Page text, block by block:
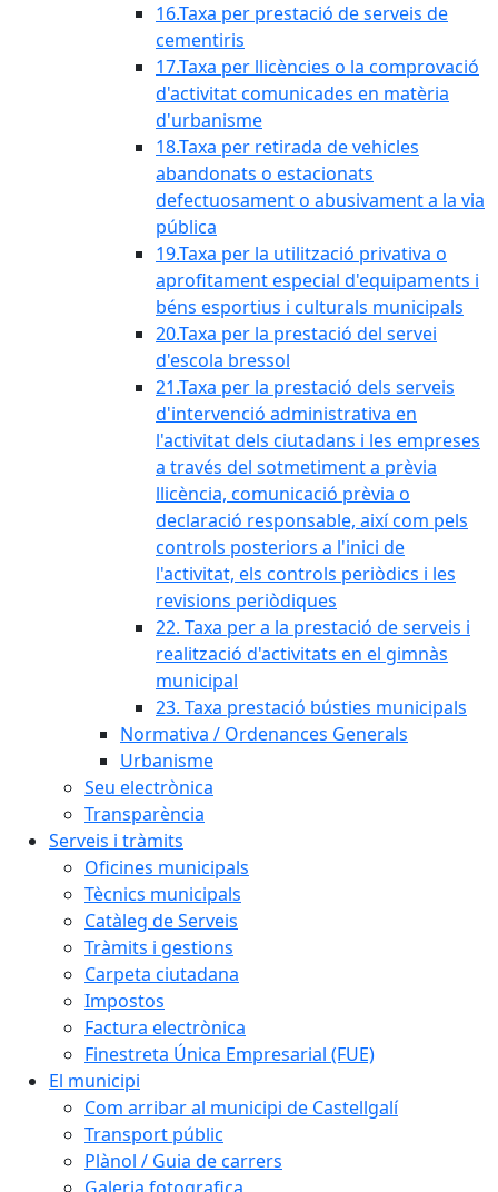
16.Taxa per prestació de serveis de
cementiris
17.Taxa per llicències o la comprovació
d'activitat comunicades en matèria
d'urbanisme
18.Taxa per retirada de vehicles
abandonats o estacionats
defectuosament o abusivament a la via
pública
19.Taxa per la utilització privativa o
aprofitament especial d'equipaments i
béns esportius i culturals municipals
20.Taxa per la prestació del servei
d'escola bressol
21.Taxa per la prestació dels serveis
d'intervenció administrativa en
l'activitat dels ciutadans i les empreses
a través del sotmetiment a prèvia
llicència, comunicació prèvia o
declaració responsable, així com pels
controls posteriors a l'inici de
l'activitat, els controls periòdics i les
revisions periòdiques
22. Taxa per a la prestació de serveis i
realització d'activitats en el gimnàs
municipal
23. Taxa prestació bústies municipals
Normativa / Ordenances Generals
Urbanisme
Seu electrònica
Transparència
Serveis i tràmits
Oficines municipals
Tècnics municipals
Catàleg de Serveis
Tràmits i gestions
Carpeta ciutadana
Impostos
Factura electrònica
Finestreta Única Empresarial (FUE)
El municipi
Com arribar al municipi de Castellgalí
Transport públic
Plànol / Guia de carrers